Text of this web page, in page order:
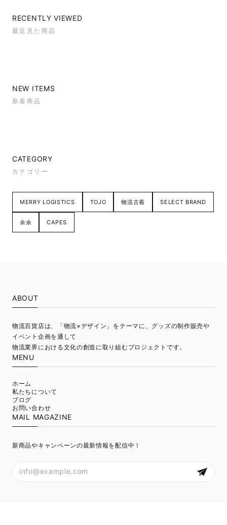
RECENTLY VIEWED
最近見た商品
NEW ITEMS
新着商品
CATEGORY
カテゴリー
MERRY LOGISTICS TOJO 物流古着 SELECT BRAND
余余 CAPES
ABOUT
物流百貨店は、「物流×デザイン」をテーマに、グッズの制作販売や
イベント企画を通して
物流業界における文化の創造に取り組むプロジェクトです。
MENU
ホーム
私たちについて
ブログ
お問い合わせ
MAIL MAGAZINE
新商品やキャンペーンの最新情報を配信中！